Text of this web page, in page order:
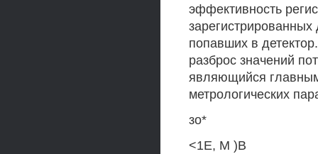
эффективность
зарегистрированных
попавших в
разброс значений
являющийся
метрологических
зо*
<1Е, М )В